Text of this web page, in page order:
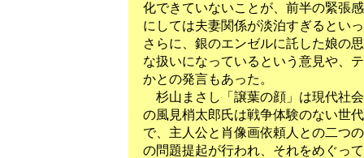
化できていないことが、前半の緊張
にしては夫妻関係が淡泊すぎるとい
さらに、銀のエンゼルに託した娘の
な扱いになっているという意見や、
かとの発言もあった。
杉山まさし「譲葉の顔」は現代社
の風見梢太郎氏は戦争体験のない世
で、主人公と肖像画依頼人との二つ
の問題提起が行われ、それをめぐっ